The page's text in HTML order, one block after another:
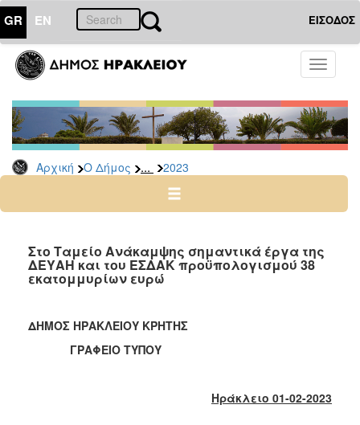
GR EN ΕΙΣΟΔΟΣ
Toggle
Αρχική Ο Δήμος ... 2023
ΔΗΜΟΣ
Δελτία
Τύπου
Αρχείο
2026
2024
2022
2021
Στο Ταμείο Ανάκαμψης σημαντικά έργα της
ΔΕΥΑΗ και του ΕΣΔΑΚ προϋπολογισμού 38
εκατομμυρίων ευρώ
ΔΗΜΟΣ ΗΡΑΚΛΕΙΟΥ ΚΡΗΤΗΣ
ΓΡΑΦΕΙΟ ΤΥΠΟΥ
Ηράκλειο 01-02-2023